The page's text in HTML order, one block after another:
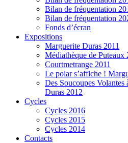
Bilan de fréquentation
Bilan de fréquentation
Fonds d’écran
Expositions
Marguerite Duras 2011
Médiathèque de Puteaux
Courtmetrange 2011
Le polar s’affiche !
Des Soucoupes
Duras 2012
Cycles
Cycles 2016
Cycles 2015
Cycles 2014
Contacts